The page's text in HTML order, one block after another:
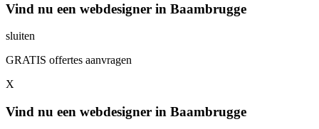
Vind nu een webdesigner in Baambrugge
sluiten
GRATIS offertes aanvragen
X
Vind nu een webdesigner in Baambrugge